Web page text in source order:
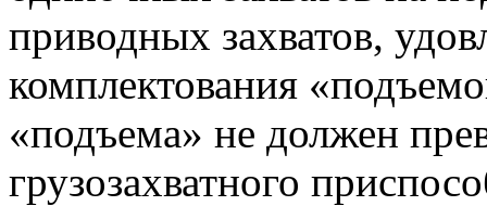
приводных захватов,
комплектования
«подъема» не должен
грузозахватного